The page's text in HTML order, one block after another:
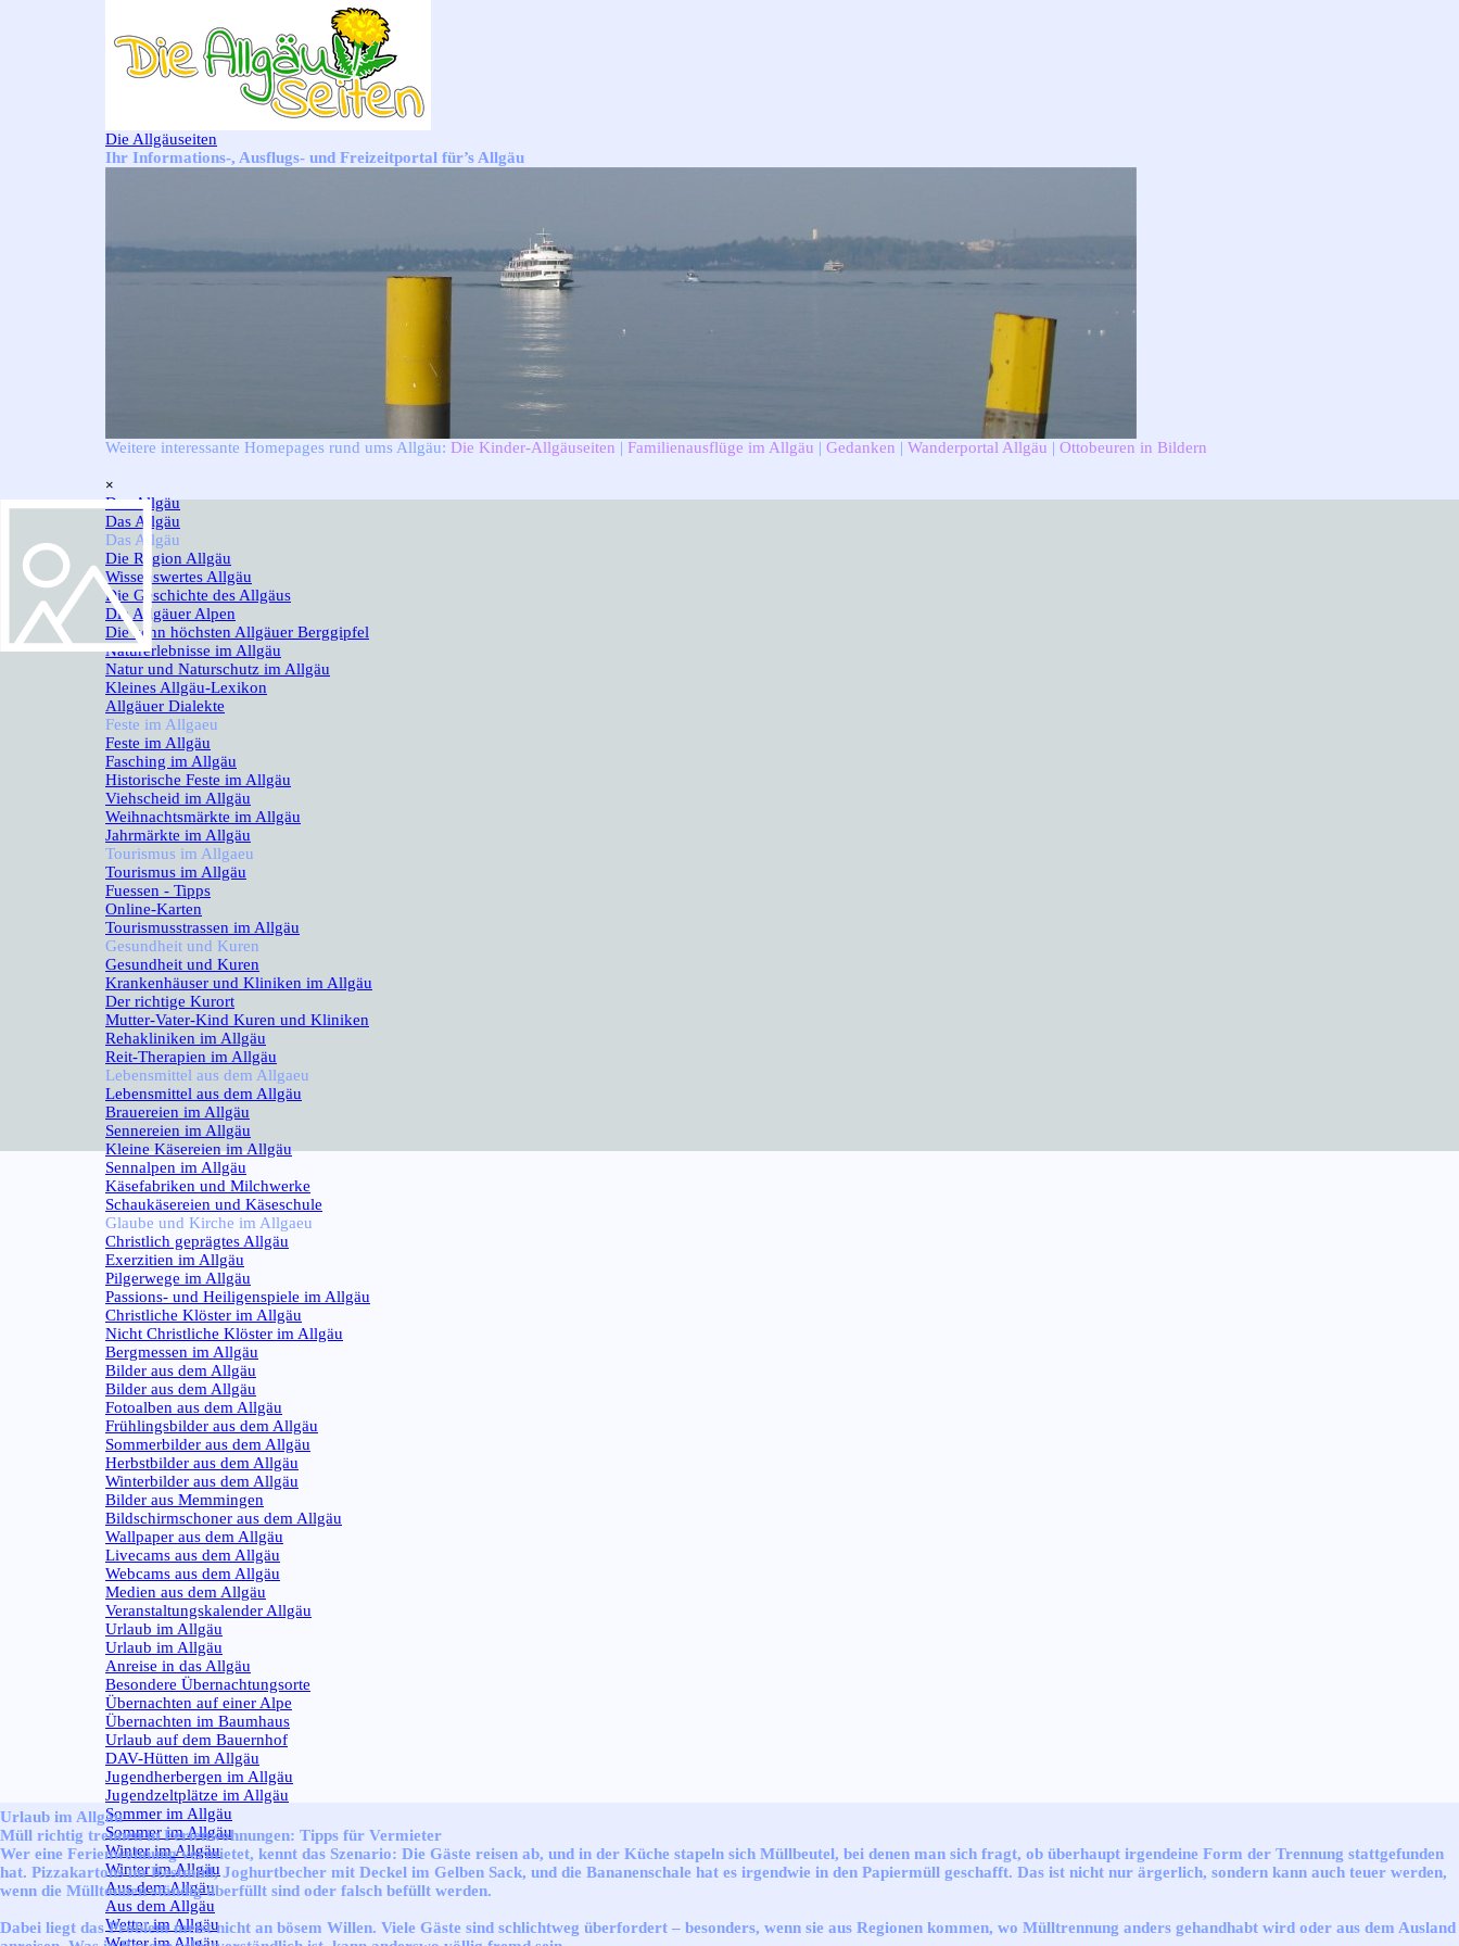
Die Allgäuseiten
Ihr Informations-, Ausflugs- und Freizeitportal für’s Allgäu
Weitere interessante Homepages rund ums Allgäu: Die Kinder-Allgäuseiten | Familienausflüge im Allgäu | Gedanken | Wanderportal Allgäu | Ottobeuren in Bildern
×
Das Allgäu▼
Das Allgäu
Das Allgäu
Die Region Allgäu
Wissenswertes Allgäu
Die Geschichte des Allgäus
Die Allgäuer Alpen
Die zehn höchsten Allgäuer Berggipfel
Naturerlebnisse im Allgäu
Natur und Naturschutz im Allgäu
Kleines Allgäu-Lexikon
Allgäuer Dialekte
Feste im Allgaeu
Feste im Allgäu
Fasching im Allgäu
Historische Feste im Allgäu
Viehscheid im Allgäu
Weihnachtsmärkte im Allgäu
Jahrmärkte im Allgäu
Tourismus im Allgaeu
Tourismus im Allgäu
Fuessen - Tipps
Online-Karten
Tourismusstrassen im Allgäu
Gesundheit und Kuren
Gesundheit und Kuren
Krankenhäuser und Kliniken im Allgäu
Der richtige Kurort
Mutter-Vater-Kind Kuren und Kliniken
Rehakliniken im Allgäu
Reit-Therapien im Allgäu
Lebensmittel aus dem Allgaeu
Lebensmittel aus dem Allgäu
Brauereien im Allgäu
Sennereien im Allgäu
Kleine Käsereien im Allgäu
Sennalpen im Allgäu
Käsefabriken und Milchwerke
Schaukäsereien und Käseschule
Glaube und Kirche im Allgaeu
Christlich geprägtes Allgäu
Exerzitien im Allgäu
Pilgerwege im Allgäu
Passions- und Heiligenspiele im Allgäu
Christliche Klöster im Allgäu
Nicht Christliche Klöster im Allgäu
Bergmessen im Allgäu
Bilder aus dem Allgäu
Bilder aus dem Allgäu
Fotoalben aus dem Allgäu
Frühlingsbilder aus dem Allgäu
Sommerbilder aus dem Allgäu
Herbstbilder aus dem Allgäu
Winterbilder aus dem Allgäu
Bilder aus Memmingen
Bildschirmschoner aus dem Allgäu
Wallpaper aus dem Allgäu
Livecams aus dem Allgäu
Webcams aus dem Allgäu
Medien aus dem Allgäu
Veranstaltungskalender Allgäu
Urlaub im Allgäu
Urlaub im Allgäu
Anreise in das Allgäu
Besondere Übernachtungsorte
Übernachten auf einer Alpe
Übernachten im Baumhaus
Urlaub auf dem Bauernhof
DAV-Hütten im Allgäu
Jugendherbergen im Allgäu
Jugendzeltplätze im Allgäu
Sommer im Allgäu
Sommer im Allgäu
Winter im Allgäu▼
Winter im Allgäu
Aus dem Allgäu▼
Aus dem Allgäu
Wetter im Allgäu▼
Urlaub im Allgäu
Müll richtig trennen in Ferienwohnungen: Tipps für Vermieter
Wer eine Ferienwohnung vermietet, kennt das Szenario: Die Gäste reisen ab, und in der Küche stapeln sich Müllbeutel, bei denen man sich fragt, ob überhaupt irgendeine Form der Trennung stattgefunden
hat. Pizzakartons im Restmüll, Joghurtbecher mit Deckel im Gelben Sack, und die Bananenschale hat es irgendwie in den Papiermüll geschafft. Das ist nicht nur ärgerlich, sondern kann auch teuer werden,
wenn die Mülltonnen ständig überfüllt sind oder falsch befüllt werden.
Dabei liegt das Problem meist nicht an bösem Willen. Viele Gäste sind schlichtweg überfordert – besonders, wenn sie aus Regionen kommen, wo Mülltrennung anders gehandhabt wird oder aus dem Ausland